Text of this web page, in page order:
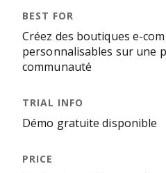
Créez des boutiques e-
personnalisables sur une
communauté
Démo gratuite disponible